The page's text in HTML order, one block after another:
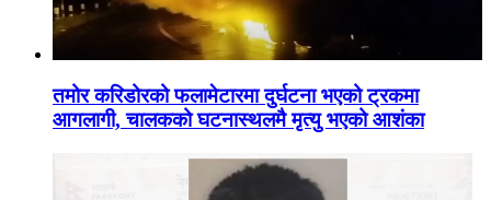
तमोर करिडोरको फलामेटारमा दुर्घटना भएको ट्रकमा
आगलागी, चालकको घटनास्थलमै मृत्यु भएको आशंका